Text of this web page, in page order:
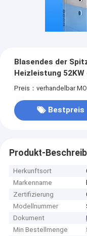
Blasendes der
Heizleistung
19KW
Preis：verhandelbar
Bestpreis
Produkt-
Herkunftsort
Markenname
Zertifizierung
Modellnummer
Dokument
Min Bestellmenge